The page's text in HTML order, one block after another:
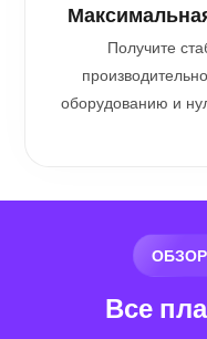
Получите
оборудованию и
Все